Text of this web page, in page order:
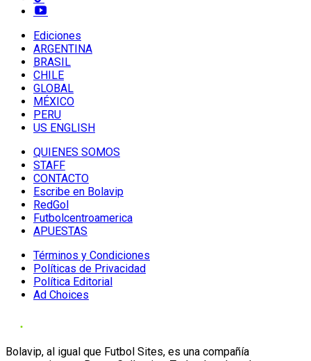
Ediciones
ARGENTINA
BRASIL
CHILE
GLOBAL
MÉXICO
PERU
US ENGLISH
QUIENES SOMOS
STAFF
CONTACTO
Escribe en Bolavip
RedGol
Futbolcentroamerica
APUESTAS
Términos y Condiciones
Políticas de Privacidad
Política Editorial
Ad Choices
Bolavip, al igual que Futbol Sites, es una compañía